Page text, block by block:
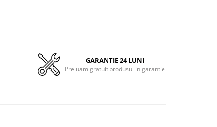
GARANTIE 24 LUNI
Preluam gratuit produsul in garantie